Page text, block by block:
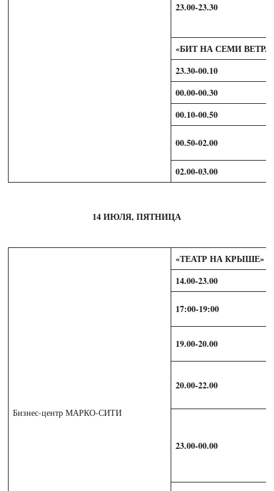
23.00-23.30
«БИТ НА СЕМИ
23.30-00.10
00.00-00.30
00.10-00.50
00.50-02.00
02.00-03.00
14 ИЮЛЯ, ПЯТНИЦА
Бизнес-центр МАРКО-СИТИ
«ТЕАТР НА КРЫШЕ»
14.00-23.00
17:00-19:00
19.00-20.00
20.00-22.00
23.00-00.00